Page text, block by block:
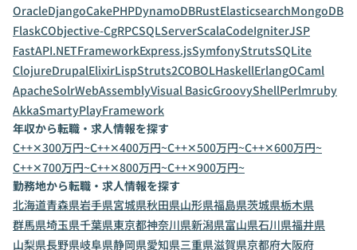
OracleDjangoCakePHPDynamoDBRustElasticsearchMongoDB
FlaskCObjective-CgRPCSQLServerScalaCodeIgniterJSP
FastAPI.NETFrameworkExpress.jsSymfonyStrutsSQLite
ClojureDrupalElixirLispStruts2COBOLHaskellErlangOCaml
ApacheSolrWebAssemblyVisual BasicGroovyShellPerlmruby
AkkaSmartyPlayFramework
年収から転職・求人情報を探す
C++✕300万円~C++✕400万円~C++✕500万円~C++✕600万円~
C++✕700万円~C++✕800万円~C++✕900万円~
勤務地から転職・求人情報を探す
北海道青森県岩手県宮城県秋田県山形県福島県茨城県栃木県
群馬県埼玉県千葉県東京都神奈川県新潟県富山県石川県福井県
山梨県長野県岐阜県静岡県愛知県三重県滋賀県京都府大阪府